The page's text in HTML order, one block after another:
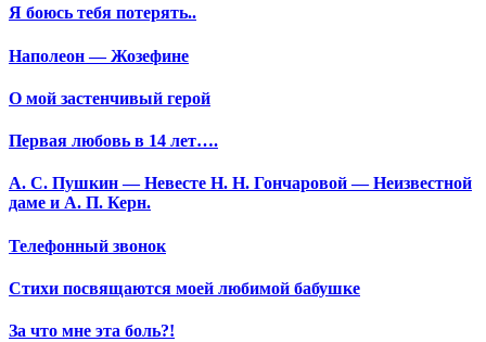
Я боюсь тебя потерять..
Наполеон — Жозефине
О мой застенчивый герой
Первая любовь в 14 лет….
А. С. Пушкин — Невесте Н. Н. Гончаровой — Неизвестной
даме и А. П. Керн.
Телефонный звонок
Стихи посвящаются моей любимой бабушке
За что мне эта боль?!